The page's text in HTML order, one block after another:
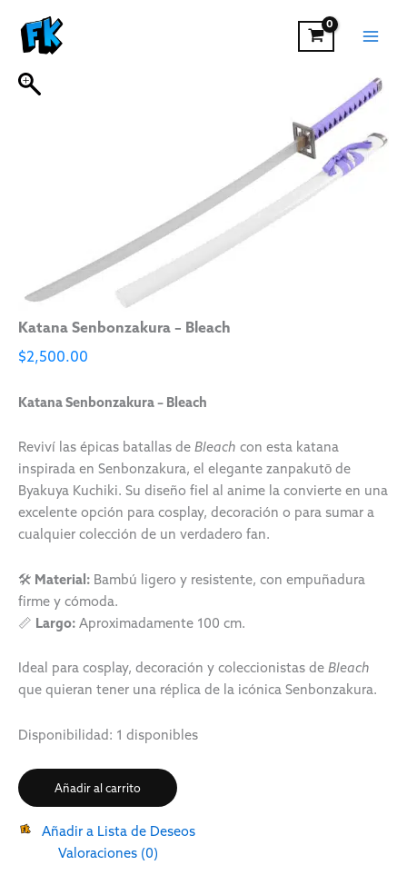
contenido
Katana Senbonzakura – Bleach
$2,500.00
Katana Senbonzakura – Bleach
Reviví las épicas batallas de Bleach con esta katana
inspirada en Senbonzakura, el elegante zanpakutō de
Byakuya Kuchiki. Su diseño fiel al anime la convierte en una
excelente opción para cosplay, decoración o para sumar a
cualquier colección de un verdadero fan.
🛠️ Material: Bambú ligero y resistente, con empuñadura
firme y cómoda.
📏 Largo: Aproximadamente 100 cm.
Ideal para cosplay, decoración y coleccionistas de Bleach
que quieran tener una réplica de la icónica Senbonzakura.
Disponibilidad: 1 disponibles
Senbonzakura
–
cantidad
Añadir al carrito
Añadir a Lista de Deseos
Valoraciones (0)